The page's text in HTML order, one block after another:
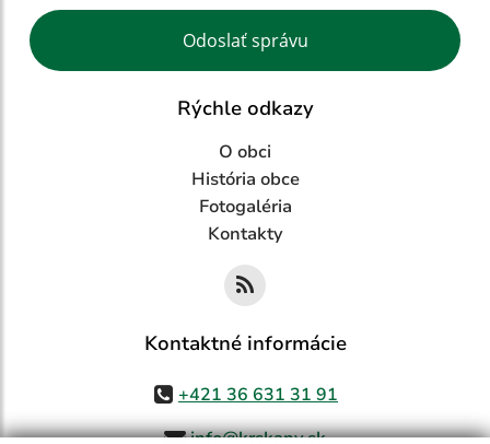
Google reCaptcha Response
Odoslať správu
Rýchle odkazy
O obci
História obce
Fotogaléria
Kontakty
Kontaktné informácie
+421 36 631 31 91
info@krskany.sk